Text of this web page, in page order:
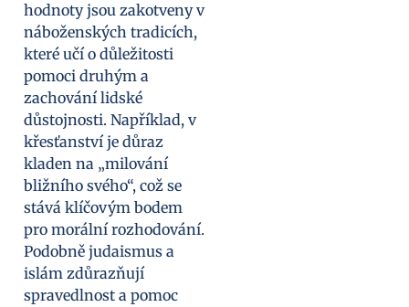
hodnoty jsou zakotveny v
náboženských tradicích,
které učí o důležitosti
pomoci druhým a
zachování lidské
důstojnosti. Například, v
křesťanství je důraz
kladen na „milování
bližního svého“, což se
stává klíčovým bodem
pro morální rozhodování.
Podobně judaismus a
islám zdůrazňují
spravedlnost a pomoc